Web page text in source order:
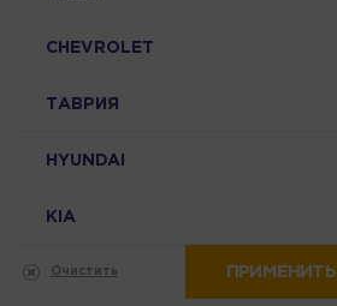
CHEVROLET
ТАВРИЯ
HYUNDAI
KIA
Очистить ПРИМЕНИТЬ